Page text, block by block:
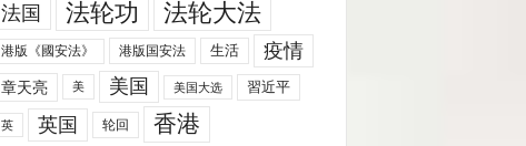
法国 法轮功 法轮大法
港版《國安法》 港版国安法 生活 疫情
章天亮 美 美国 美国大选 習近平
英 英国 轮回 香港